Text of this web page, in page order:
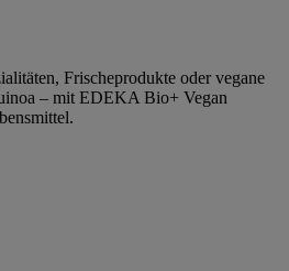
Frischeprodukte oder vegane
– mit EDEKA Bio+ Vegan